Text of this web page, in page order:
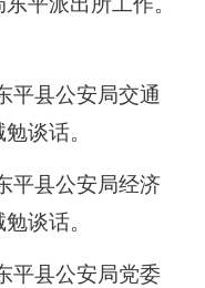
县公安局交通
谈话。
县公安局经济
谈话。
县公安局党委